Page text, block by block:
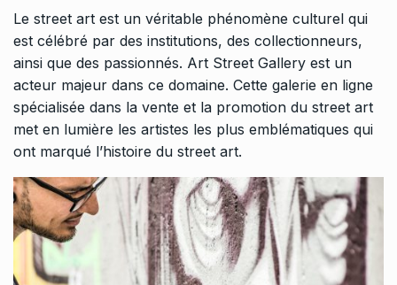
Le street art est un véritable phénomène culturel qui
est célébré par des institutions, des collectionneurs,
ainsi que des passionnés. Art Street Gallery est un
acteur majeur dans ce domaine. Cette galerie en ligne
spécialisée dans la vente et la promotion du street art
met en lumière les artistes les plus emblématiques qui
ont marqué l’histoire du street art.